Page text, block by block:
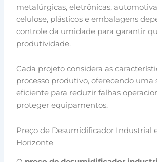
metalúrgicas, eletrônicas,
celulose, plásticos e embalagens
controle da umidade para garantir
produtividade.
Cada projeto considera as
processo produtivo, oferecendo uma
eficiente para reduzir falhas
proteger equipamentos.
Preço de Desumidificador Industrial
Horizonte